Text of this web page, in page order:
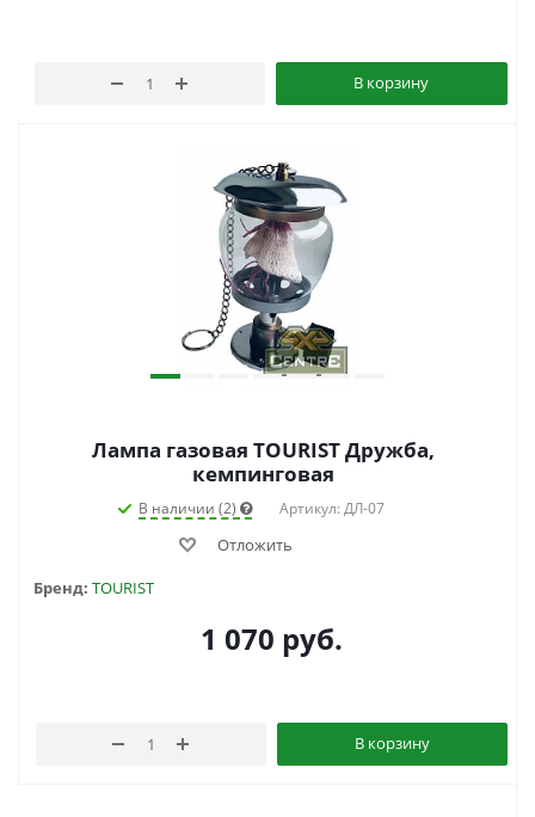
В корзину
Лампа газовая TOURIST Дружба,
кемпинговая
В наличии (2) Артикул: ДЛ-07
Отложить
Бренд: TOURIST
1 070 руб.
В корзину